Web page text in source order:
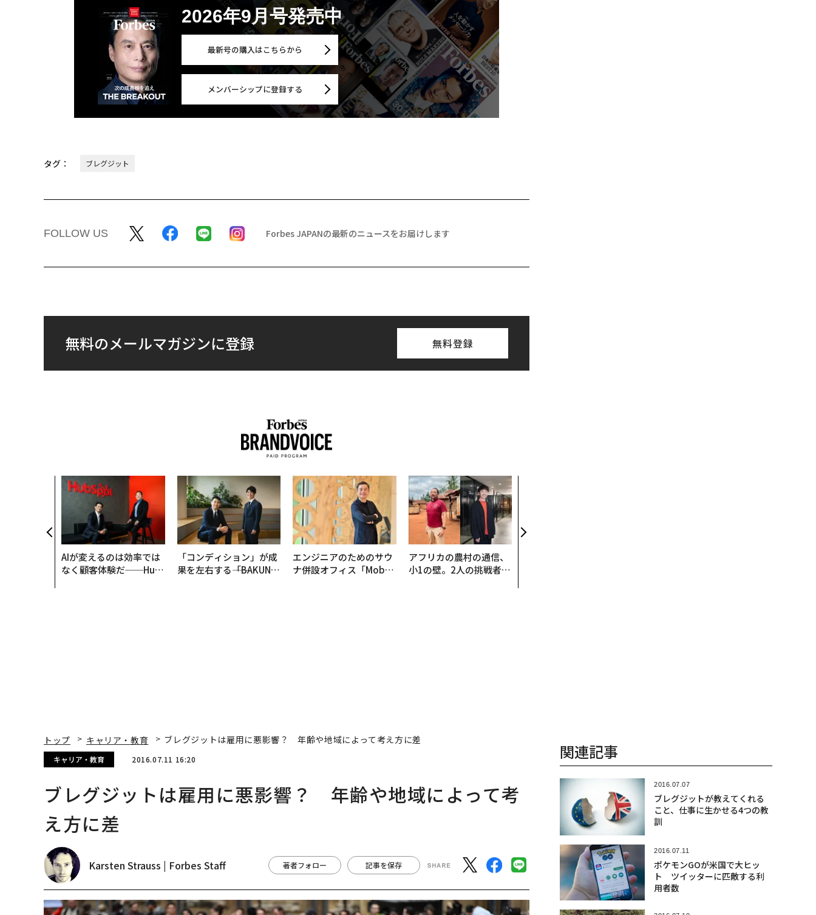
2026年9月号発売中
最新号の購入はこちらから
メンバーシップに登録する
タグ： ブレグジット
FOLLOW US Forbes JAPANの最新のニュースをお届けします
無料のメールマガジンに登録 無料登録
AIが変えるのは効率では
なく顧客体験だ──Hub
「コンディション」が成
果を左右する――「BAKUN
エンジニアのためのサウ
ナ併設オフィス「Mobiu
アフリカの農村の通信、
小1の壁。2人の挑戦者が
トップ キャリア・教育 ブレグジットは雇用に悪影響？ 年齢や地域によって考え方に差
キャリア・教育 2016.07.11 16:20
ブレグジットは雇用に悪影響？ 年齢や地域によって考
え方に差
Karsten Strauss | Forbes Staff 著者フォロー 記事を保存
関連記事
2016.07.07
ブレグジットが教えてくれる
こと、仕事に生かせる4つの教
訓
2016.07.11
ポケモンGOが米国で大ヒッ
ト ツイッターに匹敵する利
用者数